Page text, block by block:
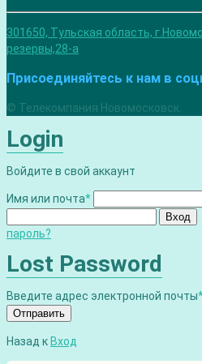
301650, Тульская область,
резервы,28-а
Присоединяйтесь к нам в
© Телекомпания Новомосковск.
Login
Войдите в свой аккаунт
Имя или почта*
Вход
пароль?
Lost Password
Введите адрес электронной почты
Отправить
Назад к Вход